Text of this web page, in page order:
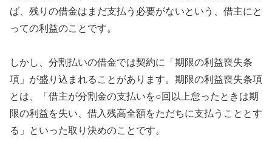
ば、残りの借金はまだ支払う必要がないという、借主にと
っての利益のことです。
しかし、分割払いの借金では契約に「期限の利益喪失条
項」が盛り込まれることがあります。期限の利益喪失条項
とは、「借主が分割金の支払いを○回以上怠ったときは期
限の利益を失い、借入残高全額をただちに支払うこととす
る」といった取り決めのことです。